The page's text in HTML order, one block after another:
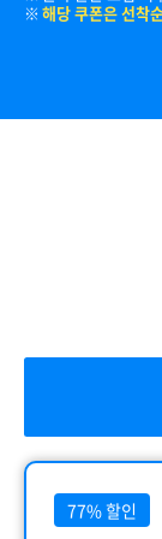
해당 쿠폰은 선착
77% 할인